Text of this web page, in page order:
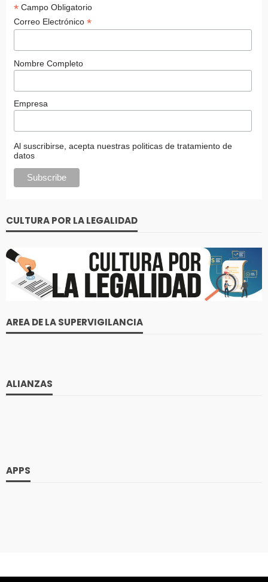
*Campo Obligatorio
Correo Electrónico *
Nombre Completo
Empresa
Al suscribirse, acepta nuestras politicas de tratamiento de
datos
CULTURA POR LA LEGALIDAD
AREA DE LA SUPERVIGILANCIA
ALIANZAS
APPS